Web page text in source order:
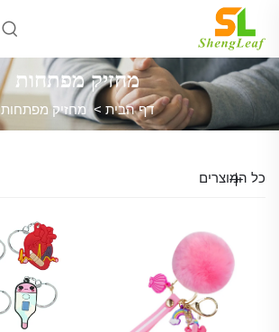
מחזיק מפתחות
דף הבית > מחזיק מפתחות
כל המוצרים